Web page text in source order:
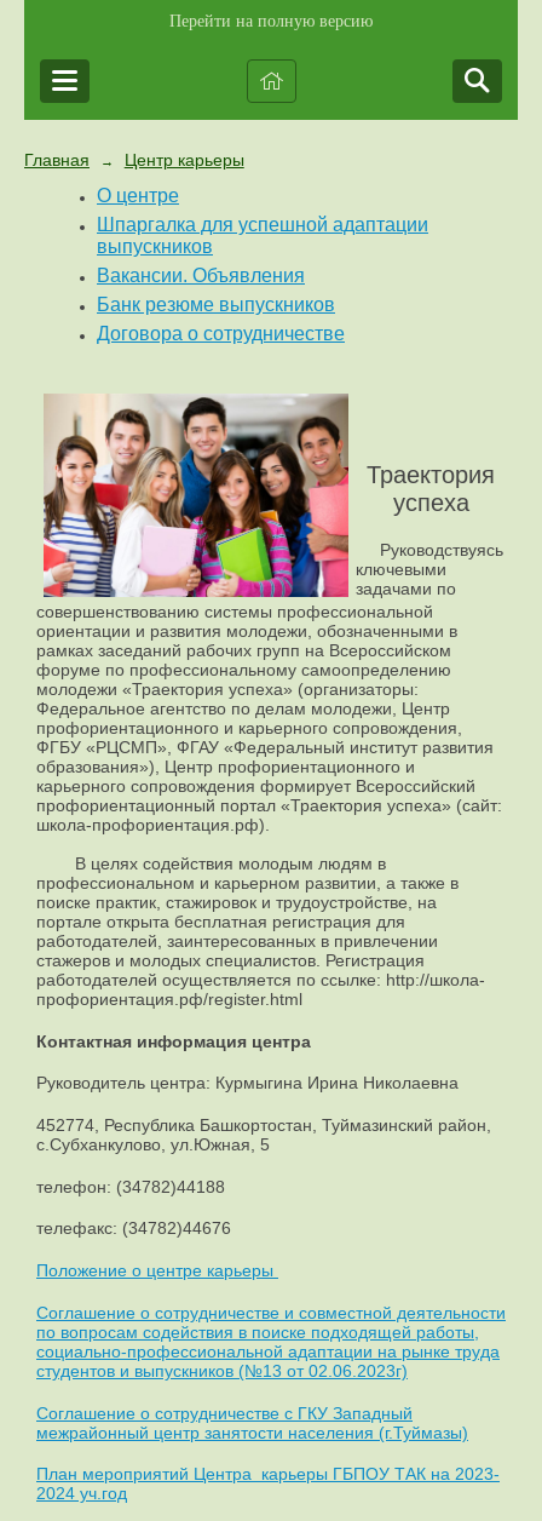
Перейти на полную версию
Главная → Центр карьеры
О центре
Шпаргалка для успешной адаптации
выпускников
Вакансии. Объявления
Банк резюме выпускников
Договора о сотрудничестве
Траектория
успеха
Руководствуясь
ключевыми
задачами по
совершенствованию системы профессиональной
ориентации и развития молодежи, обозначенными в
рамках заседаний рабочих групп на Всероссийском
форуме по профессиональному самоопределению
молодежи «Траектория успеха» (организаторы:
Федеральное агентство по делам молодежи, Центр
профориентационного и карьерного сопровождения,
ФГБУ «РЦСМП», ФГАУ «Федеральный институт развития
образования»), Центр профориентационного и
карьерного сопровождения формирует Всероссийский
профориентационный портал «Траектория успеха» (сайт:
школа-профориентация.рф).
В целях содействия молодым людям в
профессиональном и карьерном развитии, а также в
поиске практик, стажировок и трудоустройстве, на
портале открыта бесплатная регистрация для
работодателей, заинтересованных в привлечении
стажеров и молодых специалистов. Регистрация
работодателей осуществляется по ссылке: http://школа-
профориентация.рф/register.html
Контактная информация центра
Руководитель центра: Курмыгина Ирина Николаевна
452774, Республика Башкортостан, Туймазинский район,
с.Субханкулово, ул.Южная, 5
телефон: (34782)44188
телефакс: (34782)44676
Положение о центре карьеры
Соглашение о сотрудничестве и совместной деятельности
по вопросам содействия в поиске подходящей работы,
социально-профессиональной адаптации на рынке труда
студентов и выпускников (№13 от 02.06.2023г)
Соглашение о сотрудничестве с ГКУ Западный
межрайонный центр занятости населения (г.Туймазы)
План мероприятий Центра карьеры ГБПОУ ТАК на 2023-
2024 уч.год